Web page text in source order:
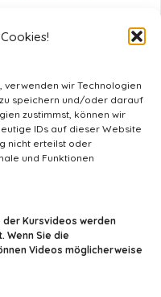
verwenden wir Technologien
speichern und/oder darauf
zustimmst, können wir
IDs auf dieser Website
nicht erteilst oder
und Funktionen
der Kursvideos werden
Wenn Sie die
Videos möglicherweise
wissen.de